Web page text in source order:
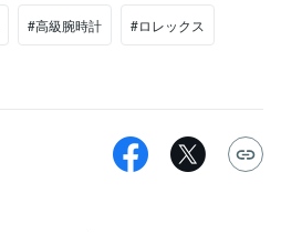
#高級腕時計 #ロレックス